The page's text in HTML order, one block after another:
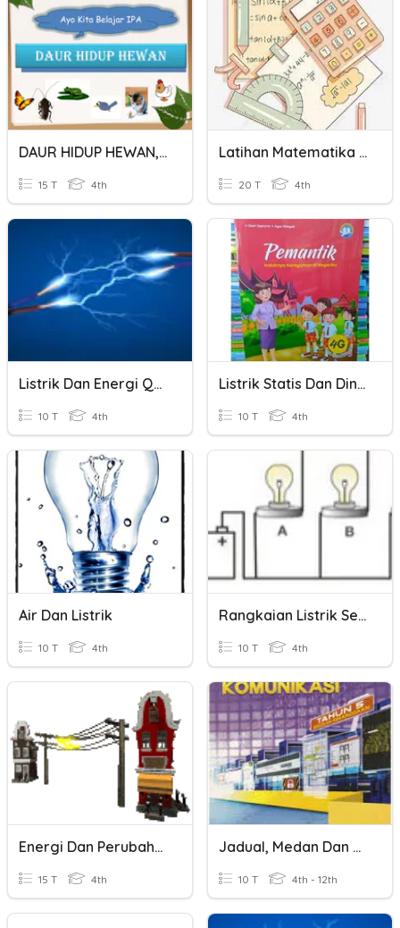
DAUR HIDUP HEWAN, LISTRIK DINAMIS DAN STATIS
15 T 4th
Latihan Matematika (Mean, Median, Dan Modus)
20 T 4th
Listrik Dan Energi Quiz
10 T 4th
Listrik Statis Dan Dinamis
10 T 4th
Air Dan Listrik
10 T 4th
Rangkaian Listrik Sei Dan Paralel
10 T 4th
Energi Dan Perubahan Bentuk Energi Listrik
15 T 4th
Jadual, Medan Dan Jenis Data
10 T 4th - 12th